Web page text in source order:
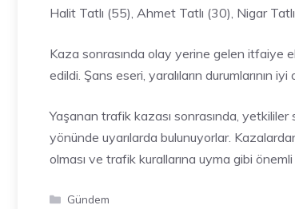
Halit Tatlı (55), Ahmet Tatlı (30), Nigar
Kaza sonrasında olay yerine gelen itfaiye
edildi. Şans eseri, yaralıların durumlarının
Yaşanan trafik kazası sonrasında,
yönünde uyarılarda bulunuyorlar.
olması ve trafik kurallarına uyma gibi
Kategoriler
Gündem